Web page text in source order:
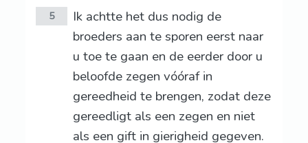
5
Ik achtte het dus nodig de
broeders aan te sporen eerst naar
u toe te gaan en de eerder door u
beloofde zegen vóóraf in
gereedheid te brengen, zodat deze
gereedligt als een zegen en niet
als een gift in gierigheid gegeven.